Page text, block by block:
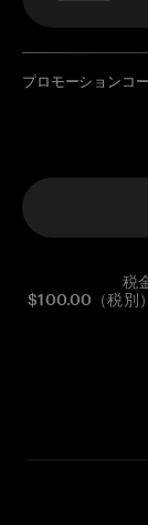
プロモーションコ
税
$100.00（税別